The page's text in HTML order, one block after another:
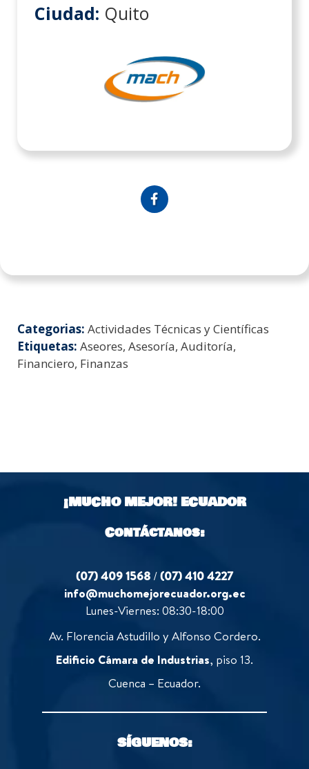
Ciudad: Quito
Categorias: Actividades Técnicas y Científicas
Etiquetas: Aseores, Asesoría, Auditoría,
Financiero, Finanzas
¡MUCHO MEJOR!ECUADOR
Contáctanos:
(07) 409 1568 /(07) 410 4227
info@muchomejorecuador.org.ec
Lunes-Viernes: 08:30-18:00
Av. Florencia Astudillo y Alfonso Cordero.
Edificio Cámara de Industrias, piso 13.
Cuenca – Ecuador.
SÍGUENOS: